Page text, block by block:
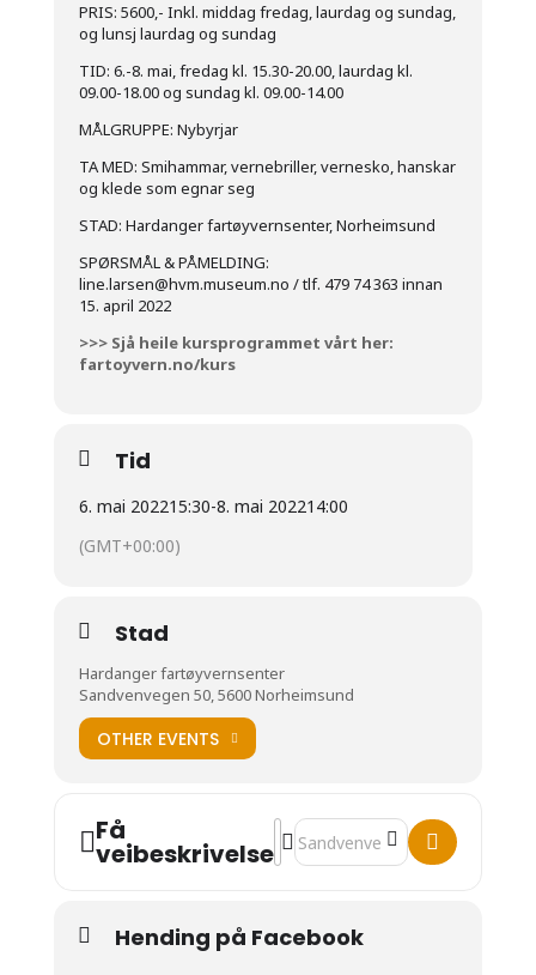
PRIS: 5600,- Inkl. middag fredag, laurdag og sundag,
og lunsj laurdag og sundag
TID: 6.-8. mai, fredag kl. 15.30-20.00, laurdag kl.
09.00-18.00 og sundag kl. 09.00-14.00
MÅLGRUPPE: Nybyrjar
TA MED: Smihammar, vernebriller, vernesko, hanskar
og klede som egnar seg
STAD: Hardanger fartøyvernsenter, Norheimsund
SPØRSMÅL & PÅMELDING:
line.larsen@hvm.museum.no / tlf. 479 74 363 innan
15. april 2022
>>> Sjå heile kursprogrammet vårt her:
fartoyvern.no/kurs
Tid
6. mai 202215:30-8. mai 202214:00
(GMT+00:00)
Stad
Hardanger fartøyvernsenter
Sandvenvegen 50, 5600 Norheimsund
OTHER EVENTS
Få
veibeskrivelse
Address - KURS: Smiing
Destination Address - KURS:
Hending på Facebook